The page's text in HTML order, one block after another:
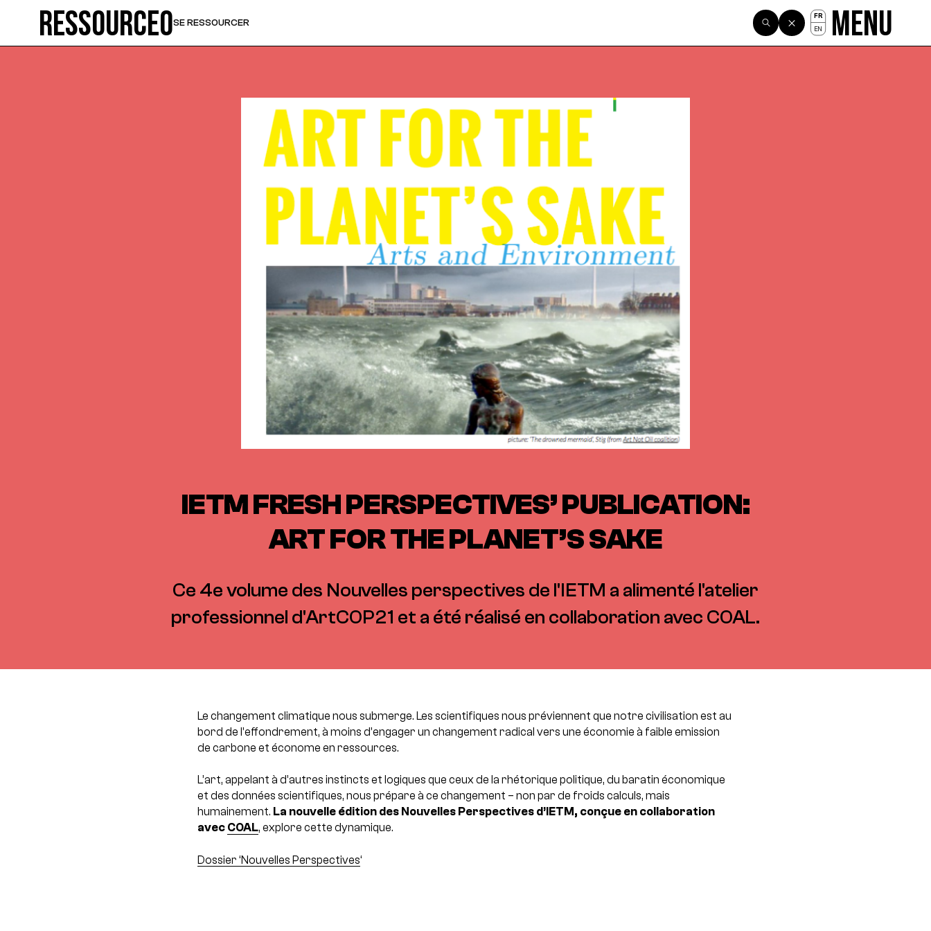
Ressource0SE RESSOURCER
FR
EN Menu
IETM FRESH PERSPECTIVES’ PUBLICATION:
ART FOR THE PLANET’S SAKE
Ce 4e volume des Nouvelles perspectives de l'IETM a alimenté l'atelier
professionnel d'ArtCOP21 et a été réalisé en collaboration avec COAL.
Le changement climatique nous submerge. Les scientifiques nous préviennent que notre civilisation est au
bord de l’effondrement, à moins d’engager un changement radical vers une économie à faible emission
de carbone et économe en ressources.
L’art, appelant à d’autres instincts et logiques que ceux de la rhétorique politique, du baratin économique
et des données scientifiques, nous prépare à ce changement – non par de froids calculs, mais
humainement. La nouvelle édition des Nouvelles Perspectives d’IETM, conçue en collaboration
avec COAL, explore cette dynamique.
Dossier ‘Nouvelles Perspectives‘